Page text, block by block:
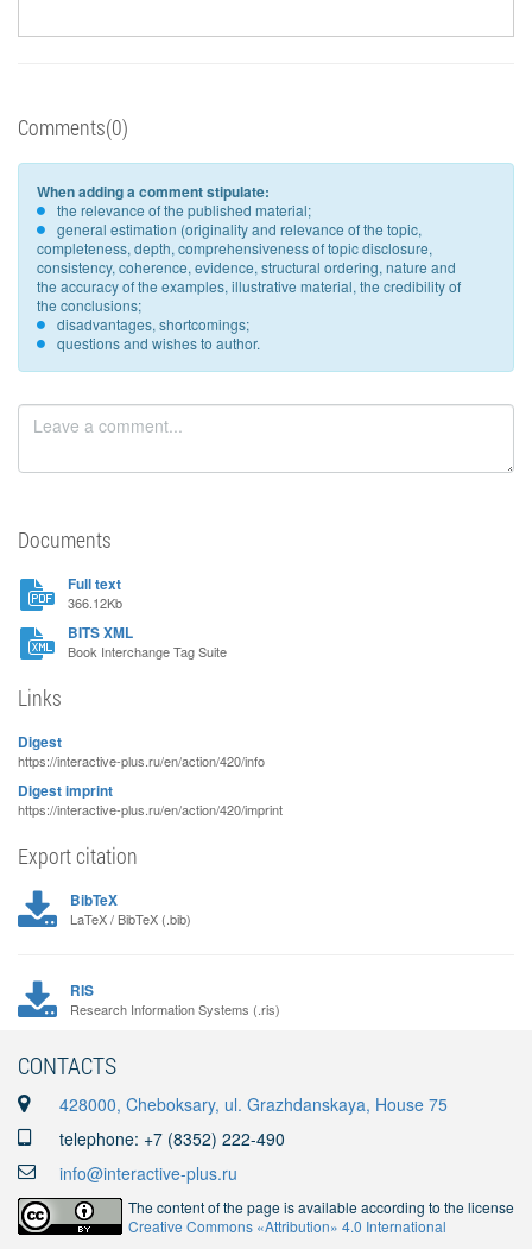
Comments(0)
When adding a comment stipulate:
the relevance of the published material;
general estimation (originality and relevance of the topic,
completeness, depth, comprehensiveness of topic disclosure,
consistency, coherence, evidence, structural ordering, nature and
the accuracy of the examples, illustrative material, the credibility of
the conclusions;
disadvantages, shortcomings;
questions and wishes to author.
Documents
Full text
366.12Kb
BITS XML
Book Interchange Tag Suite
Links
Digest
https://interactive-plus.ru/en/action/420/info
Digest imprint
https://interactive-plus.ru/en/action/420/imprint
Export citation
BibTeX
LaTeX / BibTeX (.bib)
RIS
Research Information Systems (.ris)
CONTACTS
428000, Cheboksary, ul. Grazhdanskaya, House 75
telephone: +7 (8352) 222-490
info@interactive-plus.ru
The content of the page is available according to the license
Creative Commons «Attribution» 4.0 International